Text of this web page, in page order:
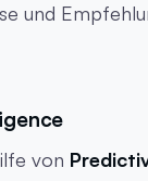
und
von